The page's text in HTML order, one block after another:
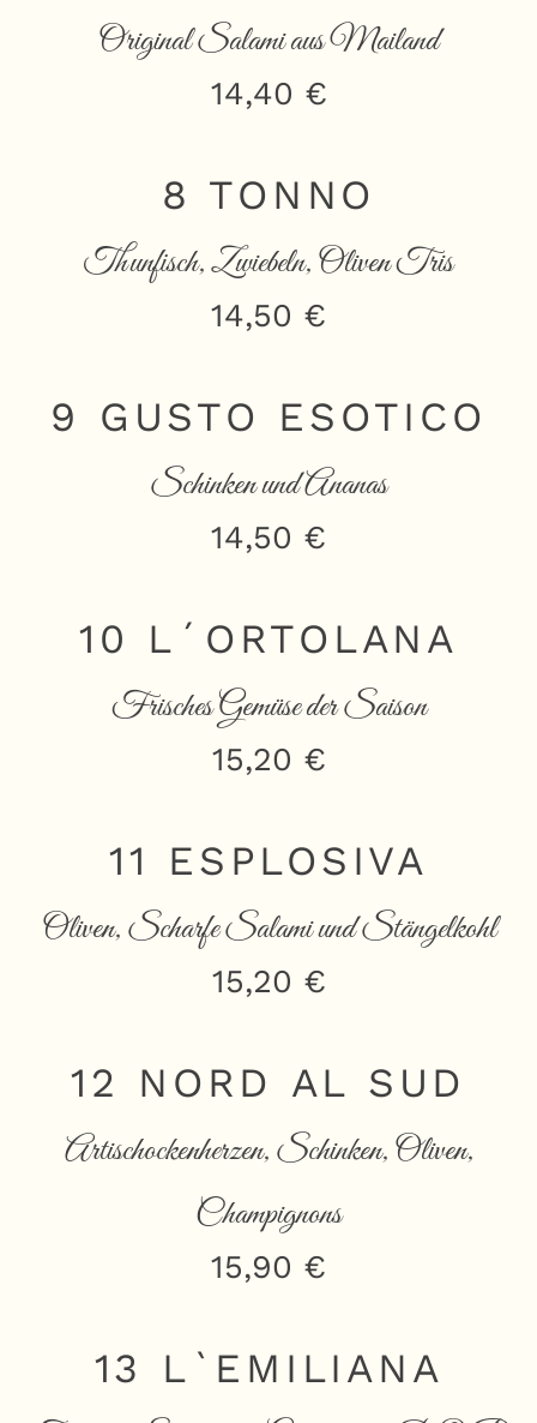
Original Salami aus Mailand
14,40 €
8 TONNO
Thunfisch, Zwiebeln, Oliven Tris
14,50 €
9 GUSTO ESOTICO
Schinken und Ananas
14,50 €
10 L´ORTOLANA
Frisches Gemüse der Saison
15,20 €
11 ESPLOSIVA
Oliven, Scharfe Salami und Stängelkohl
15,20 €
12 NORD AL SUD
Artischockenherzen, Schinken, Oliven,
Champignons
15,90 €
13 L`EMILIANA